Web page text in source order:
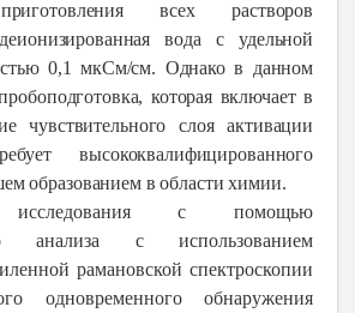
всех растворов
вода с удельной
0,1 мкСм/см. Однако в данном
которая включает в
чувствительного слоя активации
высококвалифицированного
образованием в области химии.
исследования с помощью
анализа с использованием
рамановской спектроскопии
одновременного обнаружения